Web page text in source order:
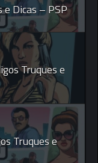
Dicas – PSP
Truques e
Truques e